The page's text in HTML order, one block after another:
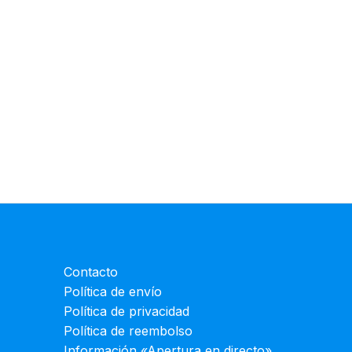
Contacto
Política de envío
Política de privacidad
Política de reembolso